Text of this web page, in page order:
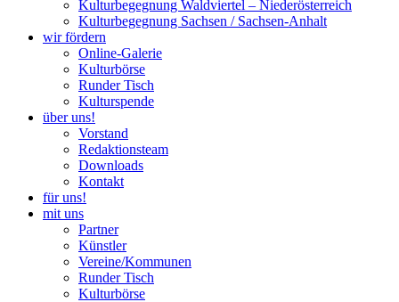
Kulturbegegnung Waldviertel – Niederösterreich
Kulturbegegnung Sachsen / Sachsen-Anhalt
wir fördern
Online-Galerie
Kulturbörse
Runder Tisch
Kulturspende
über uns!
Vorstand
Redaktionsteam
Downloads
Kontakt
für uns!
mit uns
Partner
Künstler
Vereine/Kommunen
Runder Tisch
Kulturbörse